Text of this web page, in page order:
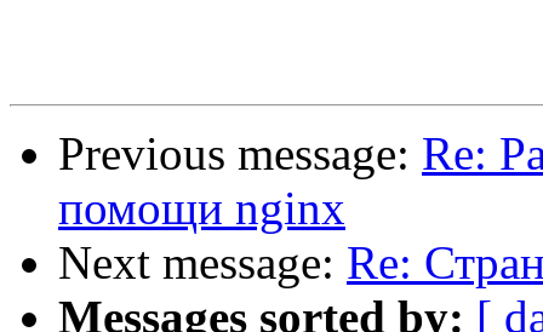
Previous message: Re:
помощи nginx
Next message: Re:
Messages sorted by: [